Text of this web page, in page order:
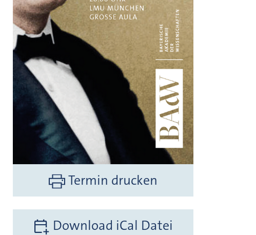
Termin drucken
Download iCal Datei